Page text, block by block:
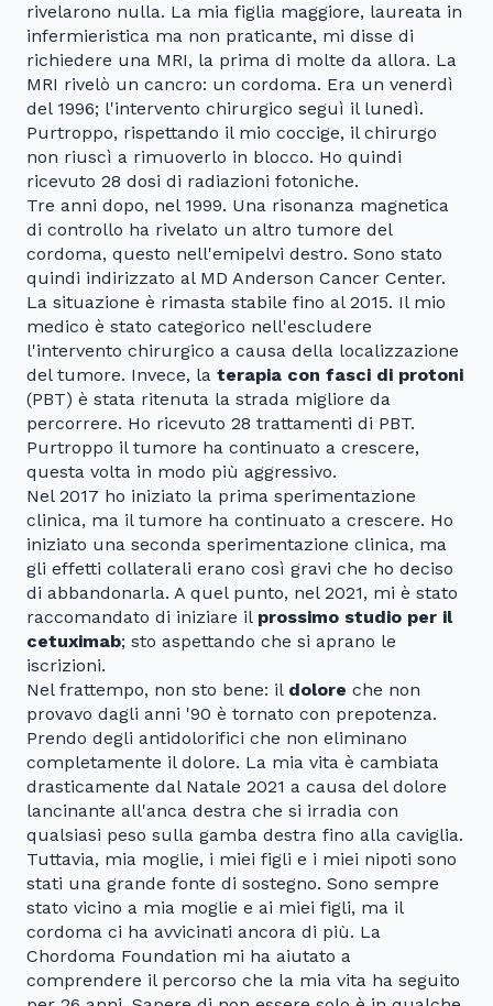
rivelarono nulla. La mia figlia maggiore, laureata in
infermieristica ma non praticante, mi disse di
richiedere una MRI, la prima di molte da allora. La
MRI rivelò un cancro: un cordoma. Era un venerdì
del 1996; l'intervento chirurgico seguì il lunedì.
Purtroppo, rispettando il mio coccige, il chirurgo
non riuscì a rimuoverlo in blocco. Ho quindi
ricevuto 28 dosi di radiazioni fotoniche.
Tre anni dopo, nel 1999. Una risonanza magnetica
di controllo ha rivelato un altro tumore del
cordoma, questo nell'emipelvi destro. Sono stato
quindi indirizzato al MD Anderson Cancer Center.
La situazione è rimasta stabile fino al 2015. Il mio
medico è stato categorico nell'escludere
l'intervento chirurgico a causa della localizzazione
del tumore. Invece, la terapia con fasci di protoni
(PBT) è stata ritenuta la strada migliore da
percorrere. Ho ricevuto 28 trattamenti di PBT.
Purtroppo il tumore ha continuato a crescere,
questa volta in modo più aggressivo.
Nel 2017 ho iniziato la prima sperimentazione
clinica, ma il tumore ha continuato a crescere. Ho
iniziato una seconda sperimentazione clinica, ma
gli effetti collaterali erano così gravi che ho deciso
di abbandonarla. A quel punto, nel 2021, mi è stato
raccomandato di iniziare il prossimo studio per il
cetuximab; sto aspettando che si aprano le
iscrizioni.
Nel frattempo, non sto bene: il dolore che non
provavo dagli anni '90 è tornato con prepotenza.
Prendo degli antidolorifici che non eliminano
completamente il dolore. La mia vita è cambiata
drasticamente dal Natale 2021 a causa del dolore
lancinante all'anca destra che si irradia con
qualsiasi peso sulla gamba destra fino alla caviglia.
Tuttavia, mia moglie, i miei figli e i miei nipoti sono
stati una grande fonte di sostegno. Sono sempre
stato vicino a mia moglie e ai miei figli, ma il
cordoma ci ha avvicinati ancora di più. La
Chordoma Foundation mi ha aiutato a
comprendere il percorso che la mia vita ha seguito